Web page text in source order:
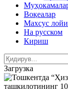
Воқеалар
Махсус
На русском
Кириш
Загрузка